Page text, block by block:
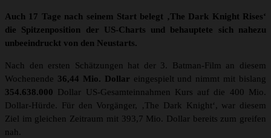
Auch 17 Tage nach seinem Start belegt ‚The Dark Knight Rises‘
die Spitzenposition der US-Charts und behauptete sich nahezu
unbeeindruckt von den Neustarts.
Nach den ersten Schätzungen hat der 3. Batman-Film an diesem
Wochenende 36,44 Mio. Dollar eingespielt und nimmt mit bislang
354.638.000 Dollar US-Gesamteinnahmen Kurs auf die 400 Mio.
Dollar-Hürde. Für den Vorgänger, ‚The Dark Knight‘, war diesem
Ziel im gleichen Zeitraum mit 393,7 Mio. Dollar bereits zum greifen
nah.